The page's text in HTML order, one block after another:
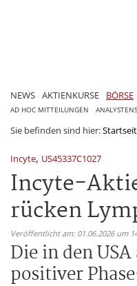
NEWS AKTIENKURSE BÖRSE
AD HOC MITTEILUNGEN
Sie befinden sind hier:
Incyte, US45337C1027
Incyte-
rücken
Veröffentlicht am: 01.06.2026 um
Die in den
positiver